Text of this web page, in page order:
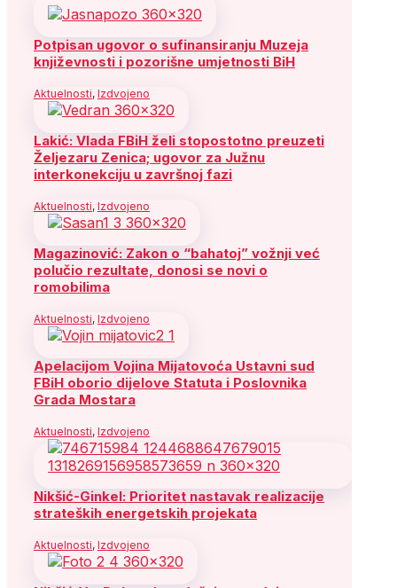
Potpisan ugovor o sufinansiranju Muzeja
književnosti i pozorišne umjetnosti BiH
Aktuelnosti, Izdvojeno
Lakić: Vlada FBiH želi stopostotno preuzeti
Željezaru Zenica; ugovor za Južnu
interkonekciju u završnoj fazi
Aktuelnosti, Izdvojeno
Magazinović: Zakon o “bahatoj” vožnji već
polučio rezultate, donosi se novi o
romobilima
Aktuelnosti, Izdvojeno
Apelacijom Vojina Mijatovoća Ustavni sud
FBiH oborio dijelove Statuta i Poslovnika
Grada Mostara
Aktuelnosti, Izdvojeno
Nikšić-Ginkel: Prioritet nastavak realizacije
strateških energetskih projekata
Aktuelnosti, Izdvojeno